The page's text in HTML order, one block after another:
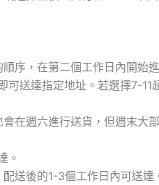
序，在第二個工作日內開始
可送達指定地址。若選擇7-11
在週六進行送貨，但週末大
。
送後的1-3個工作日內可送達